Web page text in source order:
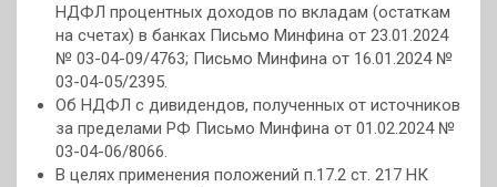
НДФЛ процентных доходов по вкладам (остаткам
на счетах) в банках Письмо Минфина от 23.01.2024
№ 03-04-09/4763; Письмо Минфина от 16.01.2024 №
03-04-05/2395.
Об НДФЛ с дивидендов, полученных от источников
за пределами РФ Письмо Минфина от 01.02.2024 №
03-04-06/8066.
В целях применения положений п.17.2 ст. 217 НК